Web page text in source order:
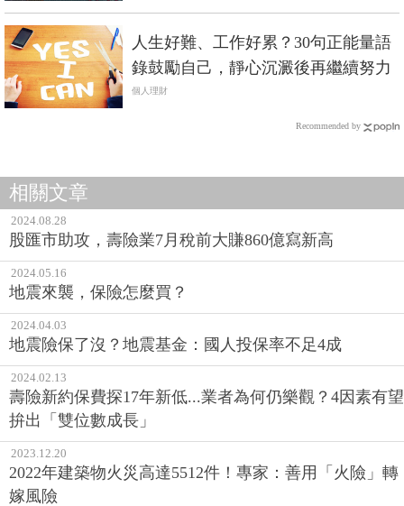
人生好難、工作好累？30句正能量語
錄鼓勵自己，靜心沉澱後再繼續努力
個人理財
Recommended by
相關文章
2024.08.28
股匯市助攻，壽險業7月稅前大賺860億寫新高
2024.05.16
地震來襲，保險怎麼買？
2024.04.03
地震險保了沒？地震基金：國人投保率不足4成
2024.02.13
壽險新約保費探17年新低...業者為何仍樂觀？4因素有望
拚出「雙位數成長」
2023.12.20
2022年建築物火災高達5512件！專家：善用「火險」轉
嫁風險